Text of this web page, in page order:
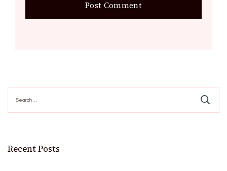
for:
Recent Posts